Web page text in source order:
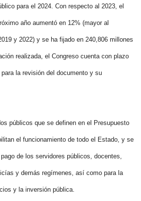
para el 2024. Con respecto al 2023, el
año aumentó en 12% (mayor al
y 2022) y se ha fijado en 240,806 millones
realizada, el Congreso cuenta con plazo
la revisión del documento y su
públicos que se definen en el Presupuesto
el funcionamiento de todo el Estado, y se
de los servidores públicos, docentes,
y demás regímenes, así como para la
y la inversión pública.